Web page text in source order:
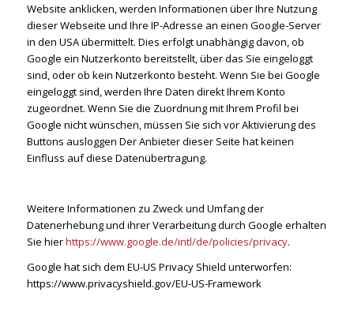
Website anklicken, werden Informationen über Ihre Nutzung
dieser Webseite und Ihre IP-Adresse an einen Google-Server
in den USA übermittelt. Dies erfolgt unabhängig davon, ob
Google ein Nutzerkonto bereitstellt, über das Sie eingeloggt
sind, oder ob kein Nutzerkonto besteht. Wenn Sie bei Google
eingeloggt sind, werden Ihre Daten direkt Ihrem Konto
zugeordnet. Wenn Sie die Zuordnung mit Ihrem Profil bei
Google nicht wünschen, müssen Sie sich vor Aktivierung des
Buttons ausloggen Der Anbieter dieser Seite hat keinen
Einfluss auf diese Datenübertragung.
Weitere Informationen zu Zweck und Umfang der
Datenerhebung und ihrer Verarbeitung durch Google erhalten
Sie hierhttps://www.google.de/intl/de/policies/privacy.
Google hat sich dem EU-US Privacy Shield unterworfen:
https://www.privacyshield.gov/EU-US-Framework